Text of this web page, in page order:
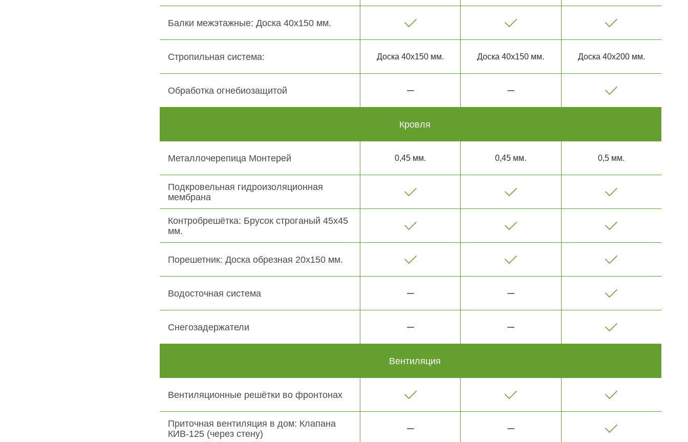
Балки межэтажные: Доска 40х150 мм.
Стропильная система: Доска 40х150 мм. Доска 40х150 мм. Доска 40х200 мм.
Обработка огнебиозащитой
Кровля
Металлочерепица Монтерей 0,45 мм. 0,45 мм. 0,5 мм.
Подкровельная гидроизоляционная
мембрана
Контробрешётка: Брусок строганый 45х45
мм.
Порешетник: Доска обрезная 20х150 мм.
Водосточная система
Снегозадержатели
Вентиляция
Вентиляционные решётки во фронтонах
Приточная вентиляция в дом: Клапана
КИВ-125 (через стену)